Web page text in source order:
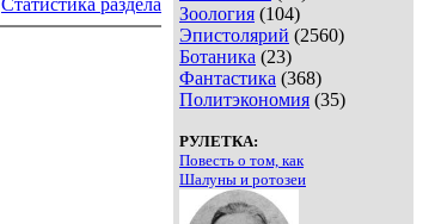
Зоология (104)
Эпистолярий (2560)
Ботаника (23)
Фантастика (368)
Политэкономия (35)
РУЛЕТКА:
Повесть о том, как
Шалуны и ротозеи